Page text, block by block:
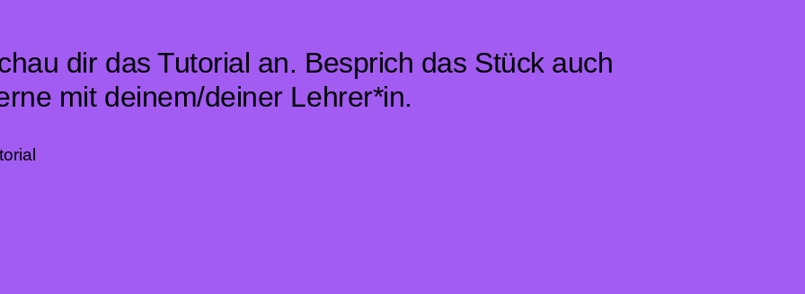
dir das Tutorial an. Besprich das Stück auch
mit deinem/deiner Lehrer*in.